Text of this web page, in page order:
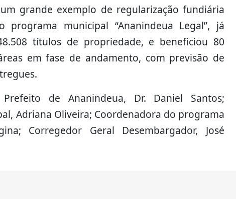
grande exemplo de regularização fundiária
municipal “Ananindeua Legal”, já
títulos de propriedade, e beneficiou 80
em fase de andamento, com previsão de
Prefeito de Ananindeua, Dr. Daniel Santos;
Adriana Oliveira; Coordenadora do programa
Corregedor Geral Desembargador, José